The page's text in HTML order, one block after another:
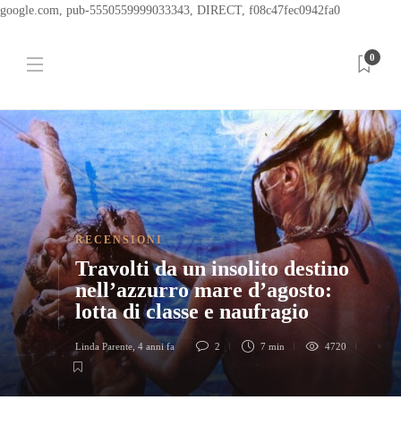
google.com, pub-5550559999033343, DIRECT, f08c47fec0942fa0
0
RECENSIONI
Travolti da un insolito destino
nell’azzurro mare d’agosto:
lotta di classe e naufragio
Linda Parente, 4 anni fa 2 7 min 4720